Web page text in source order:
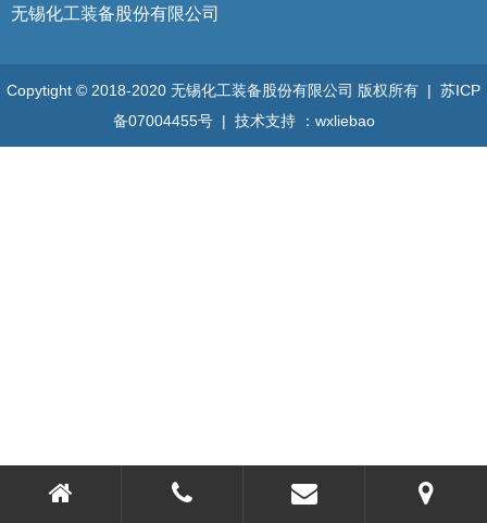
无锡化工装备股份有限公司
Copytight © 2018-2020 无锡化工装备股份有限公司 版权所有 | 苏ICP
备07004455号| 技术支持 ： wxliebao